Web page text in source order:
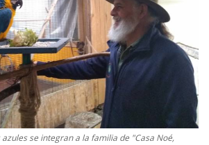
se integran a la familia de "Casa Noé,